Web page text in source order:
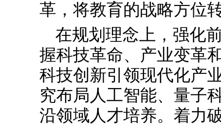
革，将教育的战略方位
在规划理念上，强化
握科技革命、产业变革
科技创新引领现代化产
究布局人工智能、量子
沿领域人才培养。着力